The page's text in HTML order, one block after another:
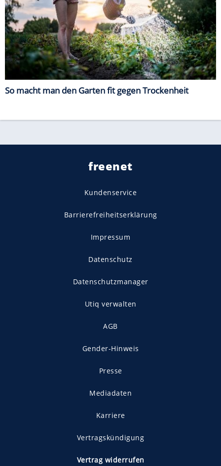
So macht man den Garten fit gegen Trockenheit
freenet
Kundenservice
Barrierefreiheitserklärung
Impressum
Datenschutz
Datenschutzmanager
Utiq verwalten
AGB
Gender-Hinweis
Presse
Mediadaten
Karriere
Vertragskündigung
Vertrag widerrufen